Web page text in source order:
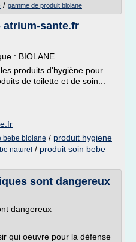
/ gamme de produit biolane
atrium-sante.fr
: BIOLANE
produits d'hygiène pour
de toilette et de soin...
bebe biolane / produit hygiene
naturel / produit soin bebe
sont dangereux
dangereux
qui oeuvre pour la défense